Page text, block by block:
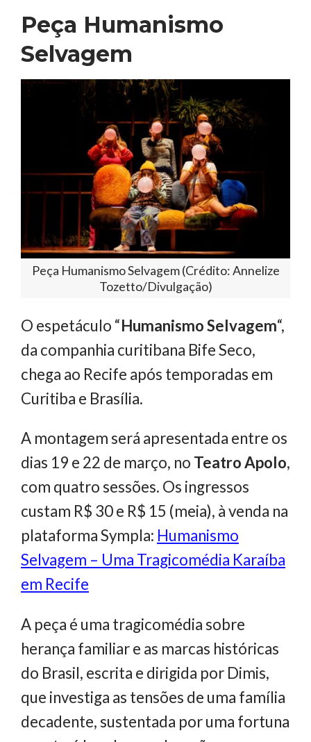
Peça Humanismo
Selvagem
Peça Humanismo Selvagem (Crédito: Annelize
Tozetto/Divulgação)
O espetáculo “Humanismo Selvagem“,
da companhia curitibana Bife Seco,
chega ao Recife após temporadas em
Curitiba e Brasília.
A montagem será apresentada entre os
dias 19 e 22 de março, no Teatro Apolo,
com quatro sessões. Os ingressos
custam R$ 30 e R$ 15 (meia), à venda na
plataforma Sympla: Humanismo
Selvagem – Uma Tragicomédia Karaíba
em Recife
A peça é uma tragicomédia sobre
herança familiar e as marcas históricas
do Brasil, escrita e dirigida por Dimis,
que investiga as tensões de uma família
decadente, sustentada por uma fortuna